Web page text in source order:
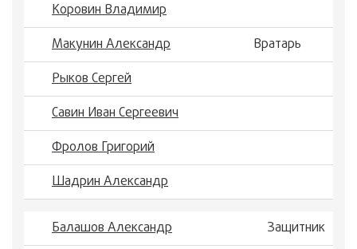
Коровин Владимир
Макунин Александр
Вратарь
Рыков Сергей
Савин Иван Сергеевич
Фролов Григорий
Шадрин Александр
Балашов Александр
Защитник